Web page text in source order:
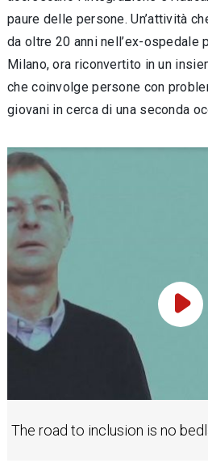
paure delle persone. Un’attività
da oltre 20 anni nell’ex-ospedale
Milano, ora riconvertito in un
che coinvolge persone con
giovani in cerca di una seconda
The road to inclusion is no
Play